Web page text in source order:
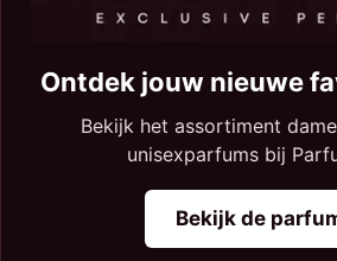
Ontdek jouw nieuwe
Bekijk het assortiment
unisexparfums bij
Bekijk de